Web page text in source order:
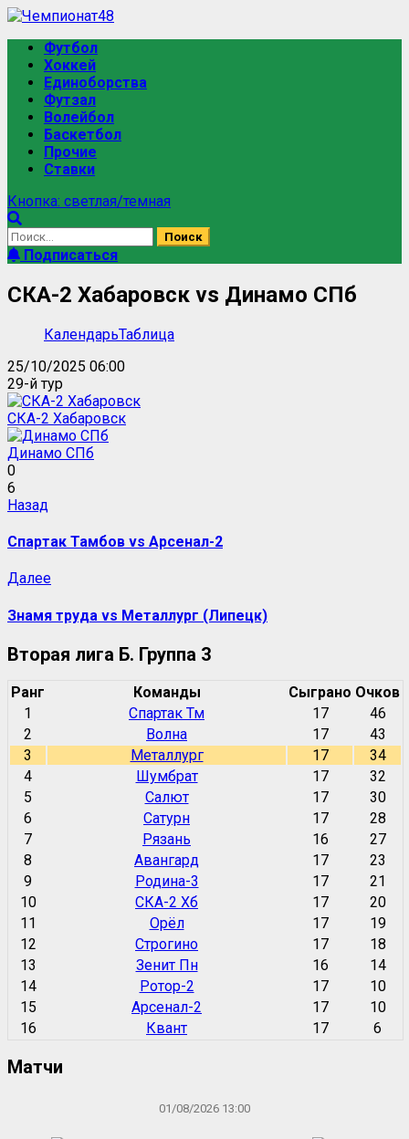
Перейти
содержимому
Основное
меню
Футбол
Хоккей
Единоборства
Футзал
Волейбол
Баскетбол
Прочие
Ставки
Кнопка: светлая/темная
Найти:
Подписаться
СКА-2 Хабаровск vs Динамо СПб
КалендарьТаблица
25/10/2025 06:00
29-й тур
СКА-2 Хабаровск
Динамо СПб
0
6
Навигация
записи
Назад
Спартак Тамбов vs Арсенал-2
ДалееСледующая
Знамя труда vs Металлург (Липецк)
Вторая лига Б. Группа 3
Ранг Команды Сыграно Очков
1
Спартак Тм 17
46
2
Волна 17
43
3
Металлург 17
34
4
Шумбрат 17
32
5
Салют 17
30
6
Сатурн 17
28
7
Рязань 16
27
8
Авангард 17
23
9
Родина-3 17
21
10
СКА-2 Хб 17
20
11
Орёл 17
19
12
Строгино 17
18
13
Зенит Пн 16
14
14
Ротор-2 17
10
15
Арсенал-2 17
10
16
Квант 17 6
Матчи
01/08/2026 13:00